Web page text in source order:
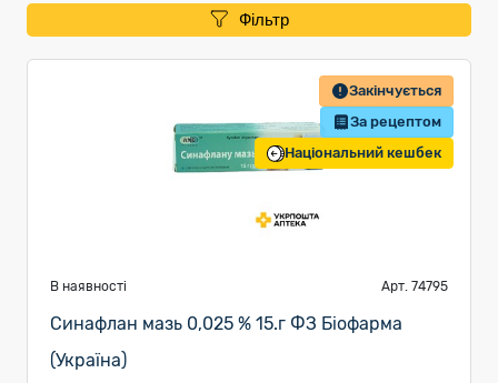
Фільтр
Закінчується
За рецептом
Національний кешбек
В наявності Арт. 74795
Синафлан мазь 0,025 % 15.г ФЗ Біофарма
(Україна)